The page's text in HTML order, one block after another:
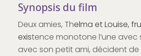
Synopsis du film
Deux amies, Thelma et Louise,
existence monotone l’une avec
avec son petit ami, décident de